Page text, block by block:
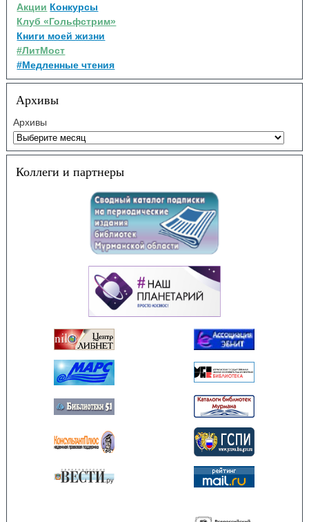
Акции Конкурсы
Клуб «Гольфстрим»
Книги моей жизни
#ЛитМост
#Медленные чтения
Архивы
Архивы
Коллеги и партнеры